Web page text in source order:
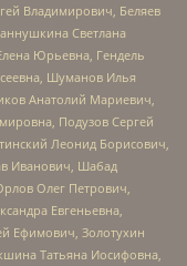
Владимирович, Беляев
Светлана
Юрьевна, Гендель
Шуманов Илья
Анатолий Мариевич,
Подузов Сергей
Леонид Борисович,
Иванович, Шабад
Олег Петрович,
Евгеньевна,
Ефимович, Золотухин
Татьяна Иосифовна,